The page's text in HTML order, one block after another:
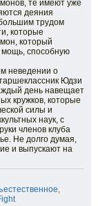
те имеют уже
деяния
трудом
которые
который
мощь, способную
неведении о
Юдзи
день навещает
кружков, которые
силы и
наук, с
членов клуба
Не долго думая,
и выпускают на
,